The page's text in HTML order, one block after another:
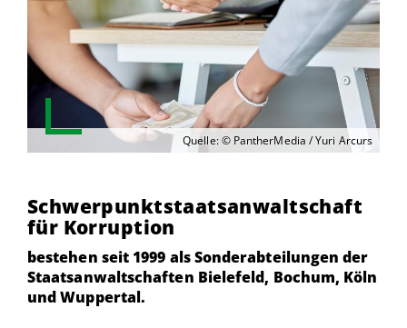
Quelle: © PantherMedia / Yuri Arcurs
Schwerpunktstaatsanwaltschaft
für Korruption
bestehen seit 1999 als Sonderabteilungen der
Staatsanwaltschaften Bielefeld, Bochum, Köln
und Wuppertal.